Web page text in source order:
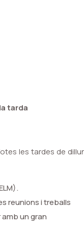
tarda
les tardes de
reunions i treballs
un gran